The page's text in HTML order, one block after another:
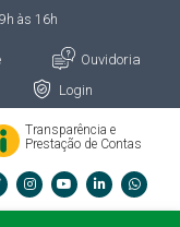
às 16h
Ouvidoria
Login
Transparência e
Prestação de Contas